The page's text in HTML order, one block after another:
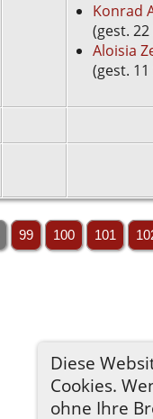
Diese
Cookies.
ohne Ihre
Konrad
(gest.
Aloisia
(gest. 11
99 100 101